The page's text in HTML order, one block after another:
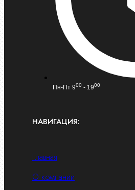
Пн-Пт 900 - 1900
НАВИГАЦИЯ:
Главная
О компании